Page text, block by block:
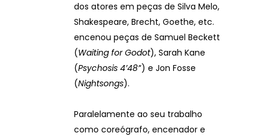
dos atores em peças de Silva Melo,
Shakespeare, Brecht, Goethe, etc.
encenou peças de Samuel Beckett
(Waiting for Godot), Sarah Kane
(Psychosis 4’48’‘) e Jon Fosse
(Nightsongs).
Paralelamente ao seu trabalho
como coreógrafo, encenador e